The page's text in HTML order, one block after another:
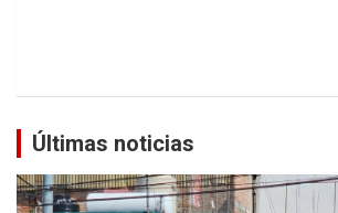
Últimas noticias